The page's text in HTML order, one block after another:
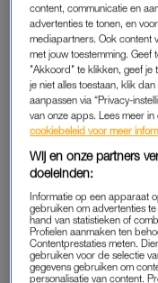
BEVALLING IN
Na anderhalf uur
te liggen en besluit de
ziekenhuis moet. Met
ziekenhuis gebracht.
knip en vacuümpomp
onder het mes, omdat
Dat mag de pret
genieten met volle
als hun baby zeven
ziek. “Ik had koorts,
content, communicatie en
advertenties te tonen, en
mediapartners. Ook content
met jouw toestemming. Geef
"Akkoord" te klikken, geef je
je niet alles toestaan, klik
aanpassen via “Privacy-
van onze apps. Lees meer
cookiebeleid voor meer
Wij en onze partners
doeleinden:
Informatie op een apparaat
gebruiken om advertenties
hand van statistieken of
Profielen aanmaken ten
Contentprestaties meten.
gebruiken voor de selectie
gegevens gebruiken om
personalisatie van content.